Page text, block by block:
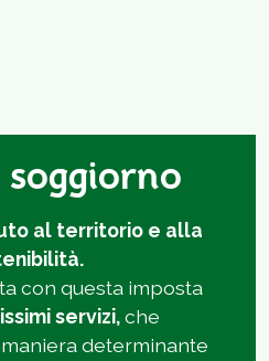
soggiorno
al territorio e alla
con questa imposta
servizi,che
determinante